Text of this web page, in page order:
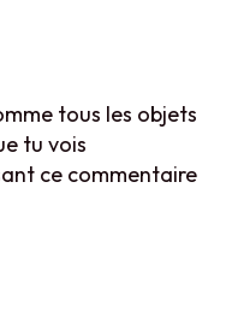
tous les objets
tu vois
ce commentaire